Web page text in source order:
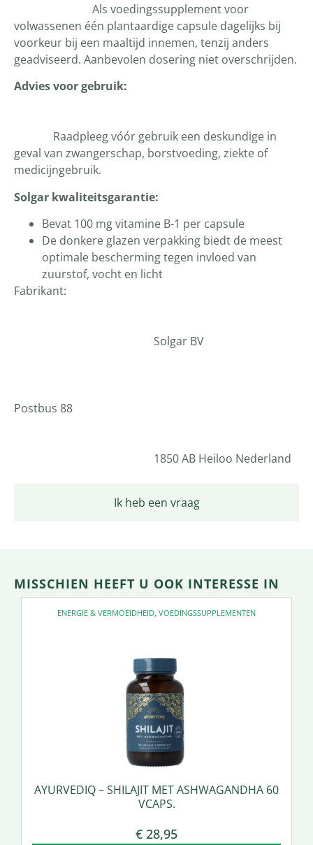
Ik heb een vraag
Als voedingssupplement voor
volwassenen één plantaardige capsule dagelijks bij
voorkeur bij een maaltijd innemen, tenzij anders
geadviseerd. Aanbevolen dosering niet overschrijden.
Advies voor gebruik:
Raadpleeg vóór gebruik een deskundige in
geval van zwangerschap, borstvoeding, ziekte of
medicijngebruik.
Solgar kwaliteitsgarantie:
Bevat 100 mg vitamine B-1 per capsule
De donkere glazen verpakking biedt de meest
optimale bescherming tegen invloed van
zuurstof, vocht en licht
Fabrikant:
Solgar BV
Postbus 88
1850 AB Heiloo Nederland
MISSCHIEN HEEFT U OOK INTERESSE IN
ENERGIE & VERMOEIDHEID, VOEDINGSSUPPLEMENTEN
AYURVEDIQ – SHILAJIT MET ASHWAGANDHA 60
VCAPS.
€ 28,95